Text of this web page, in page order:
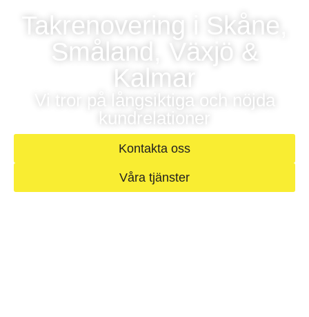
Takrenovering i Skåne,
Småland, Växjö &
Kalmar
Vi tror på långsiktiga och nöjda
kundrelationer
Kontakta oss
Våra tjänster